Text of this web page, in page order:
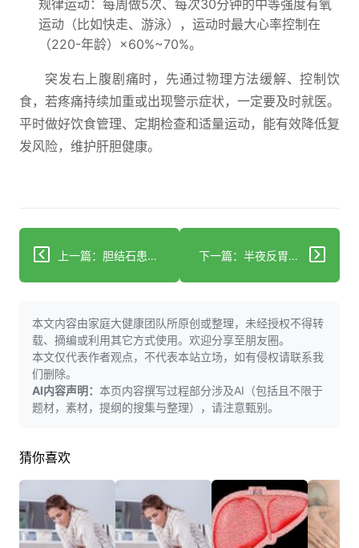
规律运动：每周做5次、每次30分钟的中等强度有氧
运动（比如快走、游泳），运动时最大心率控制在
（220-年龄）×60%~70%。
突发右上腹剧痛时，先通过物理方法缓解、控制饮
食，若疼痛持续加重或出现警示症状，一定要及时就医。
平时做好饮食管理、定期检查和适量运动，能有效降低复
发风险，维护肝胆健康。
上一篇：胆结石患者怎么吃？4类食物护胆囊健康 下一篇：半夜反胃想吐？可能是胆结石！教你科学判断
本文内容由家庭大健康团队所原创或整理，未经授权不得转
载、摘编或利用其它方式使用。欢迎分享至朋友圈。
本文仅代表作者观点，不代表本站立场，如有侵权请联系我
们删除。
AI内容声明： 本页内容撰写过程部分涉及AI（包括且不限于
题材，素材，提纲的搜集与整理），请注意甄别。
猜你喜欢